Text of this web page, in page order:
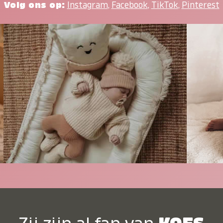
Volg ons op: Instagram, Facebook, TikTok, Pinterest